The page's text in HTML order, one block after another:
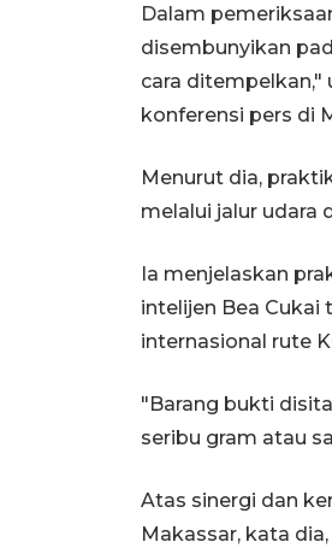
Dalam
disembunyikan
cara ditempelkan,"
konferensi pers di
Menurut dia,
melalui jalur udara
Ia menjelaskan
intelijen Bea
internasional rute
"Barang bukti
seribu gram atau
Atas sinergi dan
Makassar, kata